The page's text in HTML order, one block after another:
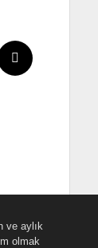
ve aylık
olmak